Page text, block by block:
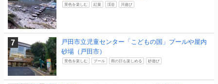
景色を楽しむ 紅葉 渓谷 川遊び
戸田市立児童センター「こどもの国」プールや屋内
砂場（戸田市）
景色を楽しむ プール 雨の日も楽しめる 砂遊び